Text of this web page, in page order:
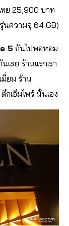
ทย 25,900 บาท
นความจุ 64 GB)
5 กันไปพอหอม
เลย ร้านแรกเรา
มี่ยม ร้าน
กเอ็มไพร์ นั้นเอง